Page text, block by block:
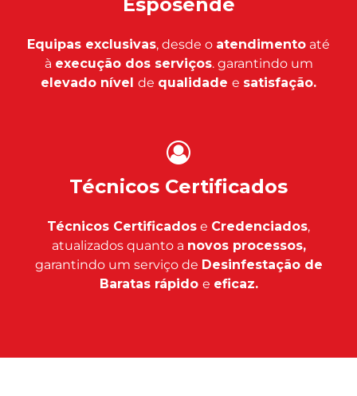
Equipas exclusivas, desde o atendimento até
à execução dos serviços. garantindo um
elevado nível de qualidade e satisfação.
Técnicos Certificados
Técnicos Certificados e Credenciados,
atualizados quanto a novos processos,
garantindo um serviço de Desinfestação de
Baratas rápido e eficaz.